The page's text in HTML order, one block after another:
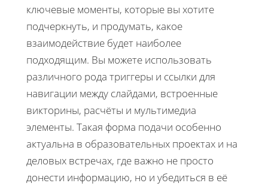
ключевые моменты, которые вы хотите
подчеркнуть, и продумать, какое
взаимодействие будет наиболее
подходящим. Вы можете использовать
различного рода триггеры и ссылки для
навигации между слайдами, встроенные
викторины, расчёты и мультимедиа
элементы. Такая форма подачи особенно
актуальна в образовательных проектах и на
деловых встречах, где важно не просто
донести информацию, но и убедиться в её